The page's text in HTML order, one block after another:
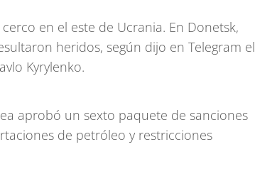
en el este de Ucrania. En Donetsk,
heridos, según dijo en Telegram el
Kyrylenko.
aprobó un sexto paquete de sanciones
de petróleo y restricciones